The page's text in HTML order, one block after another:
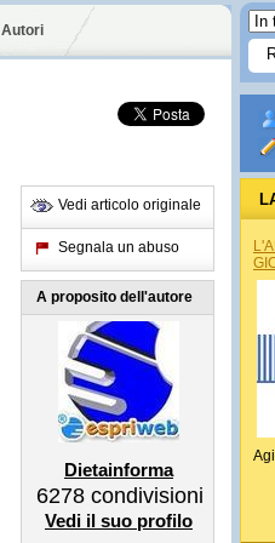
Autori
Vedi articolo originale
Segnala un abuso
A proposito dell'autore
Dietainforma
6278 condivisioni
Vedi il suo profilo